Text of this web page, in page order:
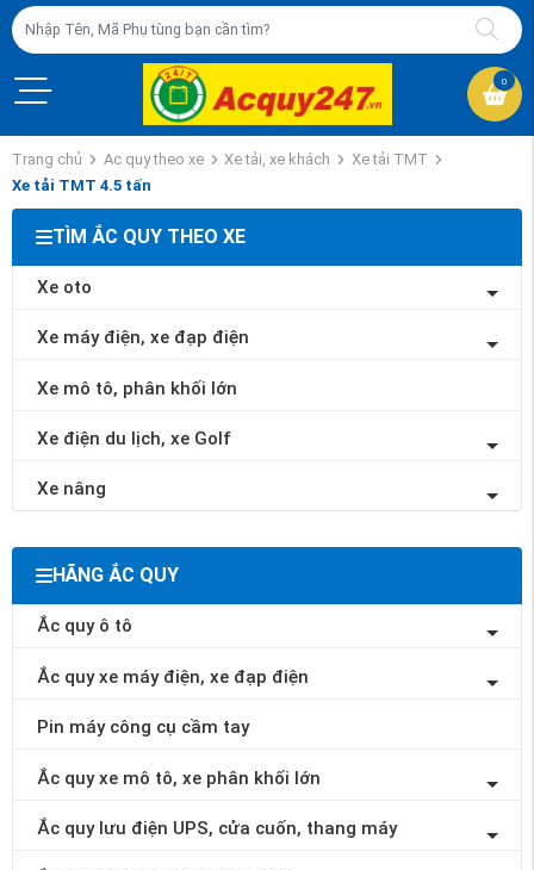
0
Trang chủ Ac quy theo xe Xe tải, xe khách
Xe tải TMT
Xe tải TMT 4.5 tấn
TÌM ẮC QUY THEO XE
Xe oto
Xe máy điện, xe đạp điện
Xe mô tô, phân khối lớn
Xe điện du lịch, xe Golf
Xe nâng
HÃNG ẮC QUY
Ắc quy ô tô
Ắc quy xe máy điện, xe đạp điện
Pin máy công cụ cầm tay
Ắc quy xe mô tô, xe phân khối lớn
Ắc quy lưu điện UPS, cửa cuốn, thang máy